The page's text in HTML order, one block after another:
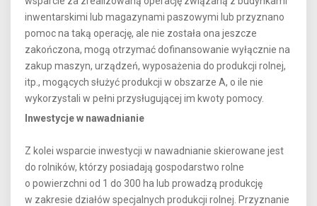
inwentarskimi lub magazynami paszowymi lub przyznano
pomoc na taką operację, ale nie została ona jeszcze
zakończona, mogą otrzymać dofinansowanie wyłącznie na
zakup maszyn, urządzeń, wyposażenia do produkcji rolnej,
itp., mogących służyć produkcji w obszarze A, o ile nie
wykorzystali w pełni przysługującej im kwoty pomocy.
Inwestycje w nawadnianie
Z kolei wsparcie inwestycji w nawadnianie skierowane jest
do rolników, którzy posiadają gospodarstwo rolne
o powierzchni od 1 do 300 ha lub prowadzą produkcję
w zakresie działów specjalnych produkcji rolnej. Przyznanie